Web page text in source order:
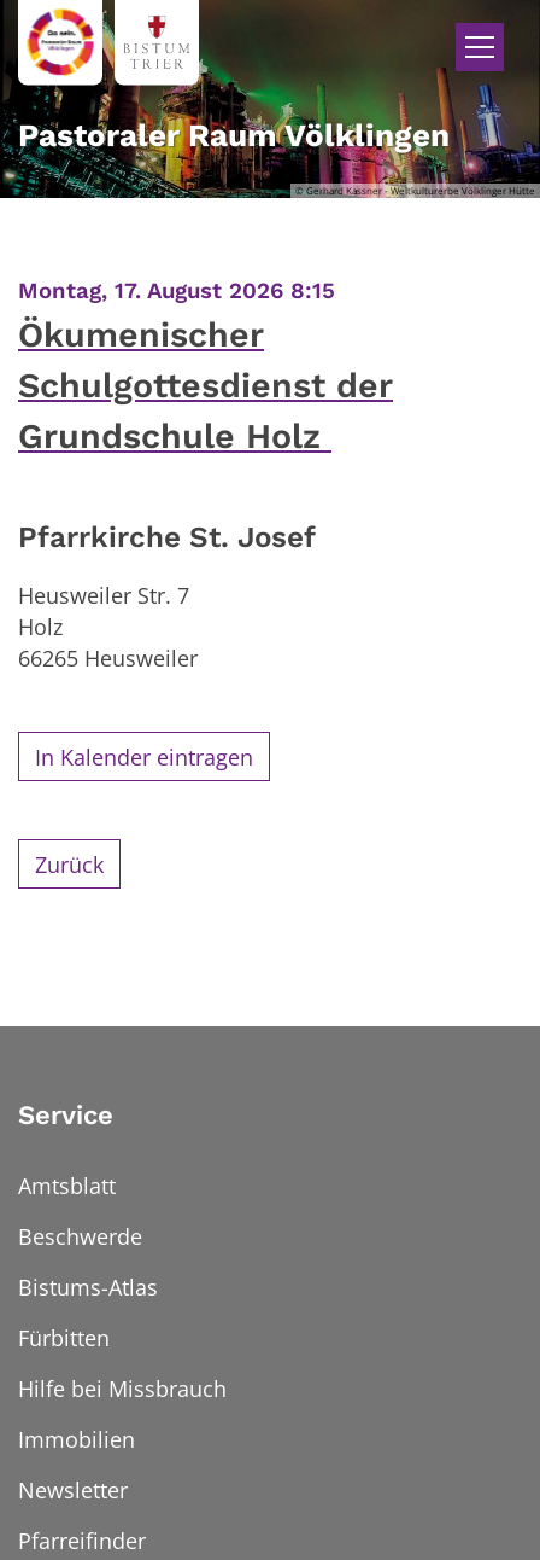
Zum Inhalt springen
© Gerhard Kassner - Weltkulturerbe Völklinger Hütte
Pastoraler Raum Völklingen
Montag, 17. August 2026 8:15
Ökumenischer
Schulgottesdienst der
Grundschule Holz
Pfarrkirche St. Josef
Heusweiler Str. 7
Holz
66265 Heusweiler
In Kalender eintragen
Zurück
Service
Amtsblatt
Beschwerde
Bistums-Atlas
Fürbitten
Hilfe bei Missbrauch
Immobilien
Newsletter
Pfarreifinder